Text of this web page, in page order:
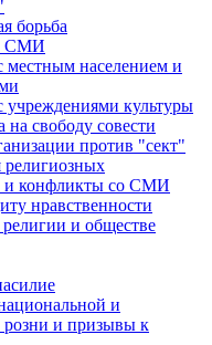
борьба
СМИ
населением и
культуры
на свободу совести
против "сект"
и конфликты со СМИ
нравственности
и обществе
и
розни и призывы к